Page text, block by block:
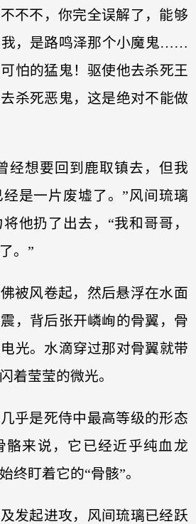
不不，你完全误解了，能够
我，是路鸣泽那个小魔鬼……
怕的猛鬼！驱使他去杀死王
杀死恶鬼，这是绝对不能做
经想要回到鹿取镇去，但我
是一片废墟了。”风间琉璃
他扔了出去，“我和哥哥，
。”
被风卷起，然后悬浮在水面
，背后张开嶙峋的骨翼，骨
光。水滴穿过那对骨翼就带
着莹莹的微光。
乎是死侍中最高等级的形态
骼来说，它已经近乎纯血龙
终盯着它的“骨骸”。
发起进攻，风间琉璃已经跃